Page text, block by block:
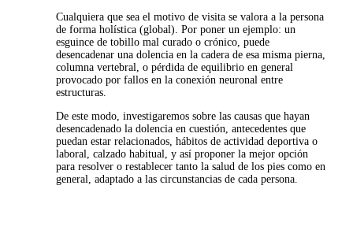
Cualquiera que sea el motivo de visita se valora a la persona
de forma holística (global). Por poner un ejemplo: un
esguince de tobillo mal curado o crónico, puede
desencadenar una dolencia en la cadera de esa misma pierna,
columna vertebral, o pérdida de equilibrio en general
provocado por fallos en la conexión neuronal entre
estructuras.
De este modo, investigaremos sobre las causas que hayan
desencadenado la dolencia en cuestión, antecedentes que
puedan estar relacionados, hábitos de actividad deportiva o
laboral, calzado habitual, y así proponer la mejor opción
para resolver o restablecer tanto la salud de los pies como en
general, adaptado a las circunstancias de cada persona.